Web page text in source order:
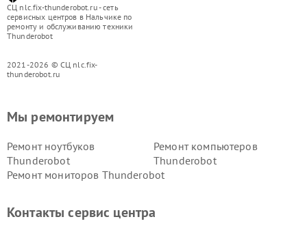
СЦ nlc.fix-thunderobot.ru - сеть
сервисных центров в Нальчике по
ремонту и обслуживанию техники
Thunderobot
2021-2026 © СЦ nlc.fix-
thunderobot.ru
Мы ремонтируем
Ремонт ноутбуков
Thunderobot
Ремонт компьютеров
Thunderobot
Ремонт мониторов Thunderobot
Контакты сервис центра